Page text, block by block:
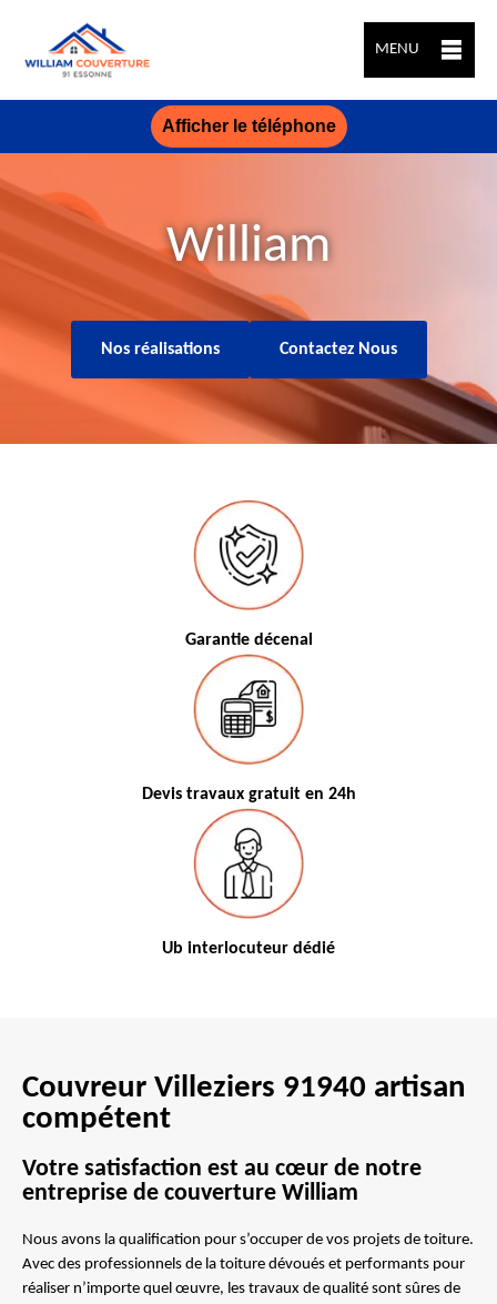
MENU
Afficher le téléphone
William
Nos réalisations Contactez Nous
Garantie décenal
Devis travaux gratuit en 24h
Ub interlocuteur dédié
Couvreur Villeziers 91940 artisan
compétent
Votre satisfaction est au cœur de notre
entreprise de couverture William
Nous avons la qualification pour s’occuper de vos projets de toiture.
Avec des professionnels de la toiture dévoués et performants pour
réaliser n’importe quel œuvre, les travaux de qualité sont sûres de